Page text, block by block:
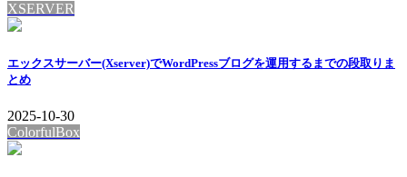
XSERVER
エックスサーバー(Xserver)でWordPressブログを運用するまでの段取りま
とめ
2025-10-30
ColorfulBox